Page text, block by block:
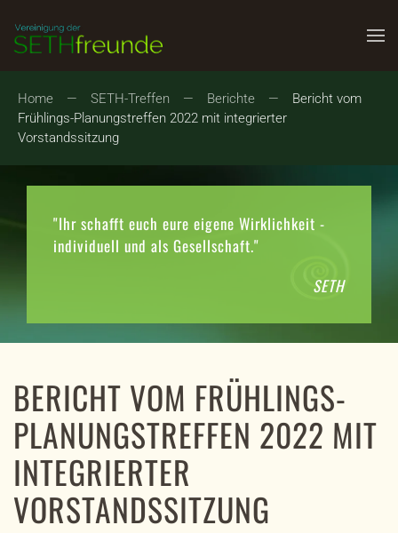
Zum Hauptinhalt springen
Home SETH-Treffen Berichte
Bericht vom
Frühlings-Planungstreffen 2022 mit integrierter
Vorstandssitzung
"Ihr schafft euch eure eigene Wirklichkeit -
individuell und als Gesellschaft."
SETH
BERICHT VOM FRÜHLINGS-
PLANUNGSTREFFEN 2022 MIT
INTEGRIERTER
VORSTANDSSITZUNG